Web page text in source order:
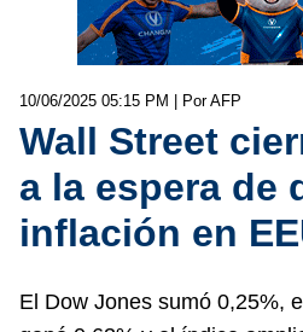
10/06/2025 05:15 PM | Por AFP
Wall Street
a la espera de
inflación en
El Dow Jones sumó 0,25%,